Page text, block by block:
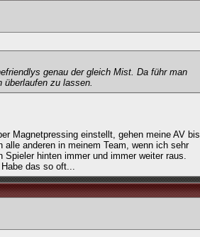
genau der gleich Mist. Da führ man
zu lassen.
Magnetpressing einstellt, gehen meine AV bis
anderen in meinem Team, wenn ich sehr
hinten immer und immer weiter raus.
das so oft...